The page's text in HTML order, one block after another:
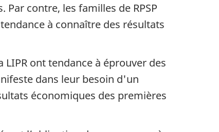
contre, les familles de RPSP
à connaître des résultats
LIPR ont tendance à éprouver des
dans leur besoin d'un
économiques des premières